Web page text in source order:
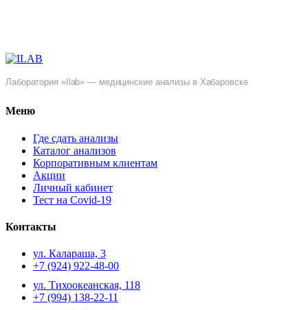
Лаборатория «Ilab» — медицинские анализы в Хабаровске
Меню
Где сдать анализы
Каталог анализов
Корпоративным клиентам
Акции
Личный кабинет
Тест на Covid-19
Контакты
ул. ​Калараша, 3
+7 (924) 922-48-00
ул. ​Тихоокеанская, 118
+7 (994) 138-22-11